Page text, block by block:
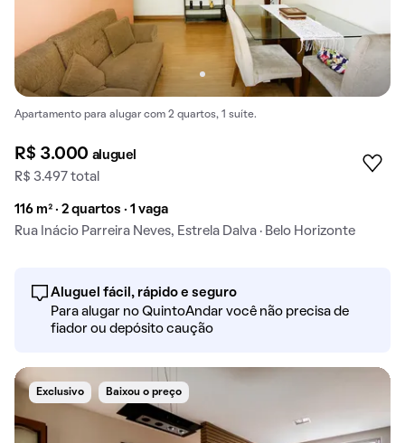
Apartamento para alugar com 2 quartos, 1 suíte.
R$ 3.000 aluguel
R$ 3.497 total
116 m² · 2 quartos · 1 vaga
Rua Inácio Parreira Neves, Estrela Dalva · Belo Horizonte
Aluguel fácil, rápido e seguro
Para alugar no QuintoAndar você não precisa de
fiador ou depósito caução
Exclusivo Baixou o preço